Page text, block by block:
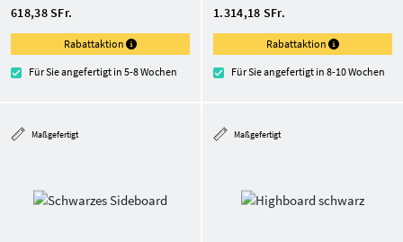
618,38 SFr.
Rabattaktion
Für Sie angefertigt in 5-8 Wochen
1.314,18 SFr.
Rabattaktion
Für Sie angefertigt in 8-10 Wochen
Maßgefertigt Maßgefertigt